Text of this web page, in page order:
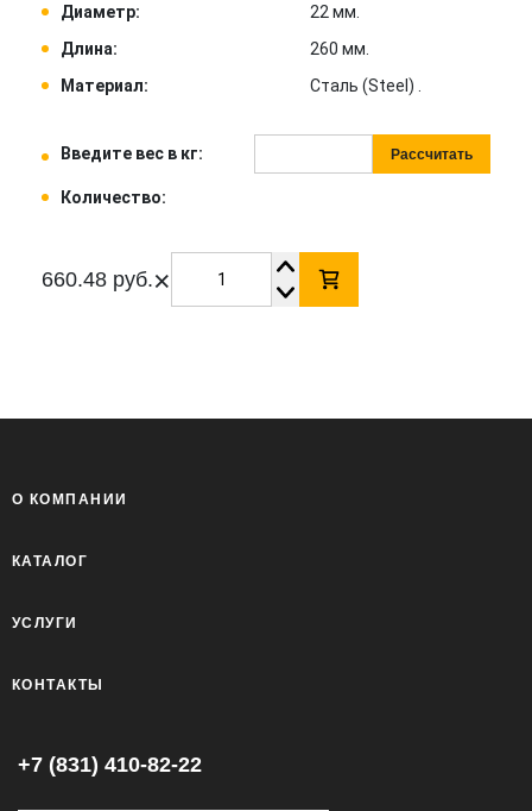
Диаметр:
22 мм.
Длина:
260 мм.
Материал:
Сталь (Steel) .
Введите вес в кг: Рассчитать
Количество:
660.48 руб.×
О КОМПАНИИ
КАТАЛОГ
УСЛУГИ
КОНТАКТЫ
+7 (831) 410-82-22